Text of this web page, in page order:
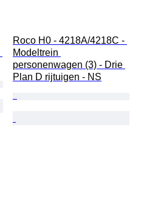
Roco H0 - 4218A/4218C -
Modeltrein
personenwagen (3) - Drie
Plan D rijtuigen - NS